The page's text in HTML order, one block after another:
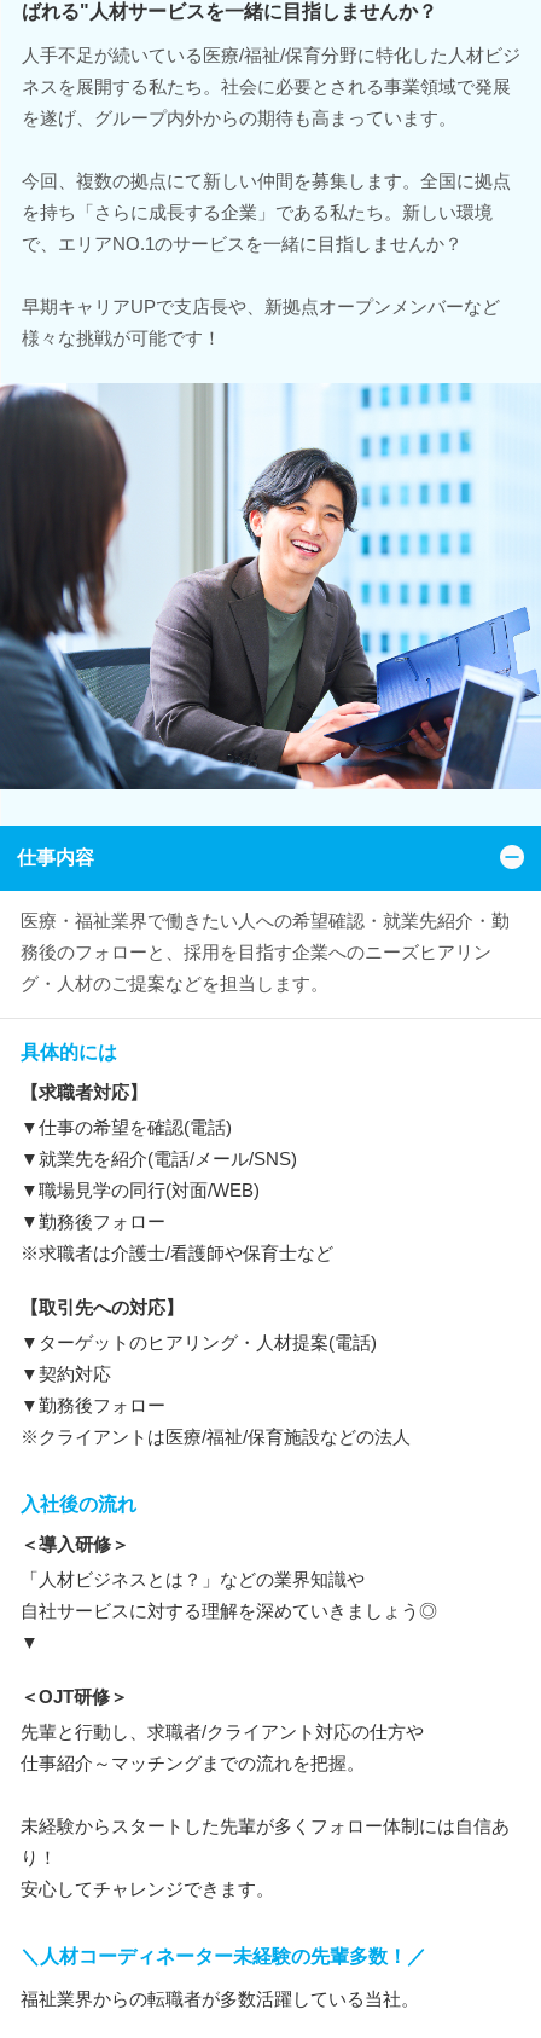
ばれる"人材サービスを一緒に目指しませんか？
人手不足が続いている医療/福祉/保育分野に特化した人材ビジ
ネスを展開する私たち。社会に必要とされる事業領域で発展
を遂げ、グループ内外からの期待も高まっています。
今回、複数の拠点にて新しい仲間を募集します。全国に拠点
を持ち「さらに成長する企業」である私たち。新しい環境
で、エリアNO.1のサービスを一緒に目指しませんか？
早期キャリアUPで支店長や、新拠点オープンメンバーなど
様々な挑戦が可能です！
仕事内容
医療・福祉業界で働きたい人への希望確認・就業先紹介・勤
務後のフォローと、採用を目指す企業へのニーズヒアリン
グ・人材のご提案などを担当します。
具体的には
【求職者対応】
▼仕事の希望を確認(電話)
▼就業先を紹介(電話/メール/SNS)
▼職場見学の同行(対面/WEB)
▼勤務後フォロー
※求職者は介護士/看護師や保育士など
【取引先への対応】
▼ターゲットのヒアリング・人材提案(電話)
▼契約対応
▼勤務後フォロー
※クライアントは医療/福祉/保育施設などの法人
入社後の流れ
＜導入研修＞
「人材ビジネスとは？」などの業界知識や
自社サービスに対する理解を深めていきましょう◎
▼
＜OJT研修＞
先輩と行動し、求職者/クライアント対応の仕方や
仕事紹介～マッチングまでの流れを把握。
未経験からスタートした先輩が多くフォロー体制には自信あ
り！
安心してチャレンジできます。
＼人材コーディネーター未経験の先輩多数！／
福祉業界からの転職者が多数活躍している当社。